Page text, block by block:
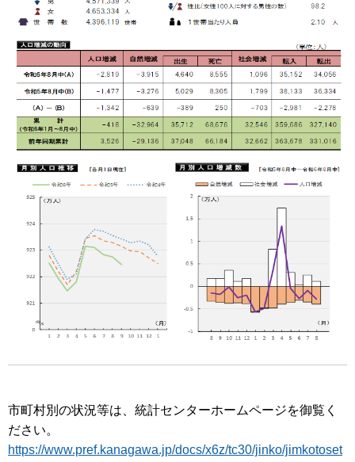
市町村別の状況等は、統計センターホームページを御覧く
ださい。
https://www.pref.kanagawa.jp/docs/x6z/tc30/jinko/jimkotoset